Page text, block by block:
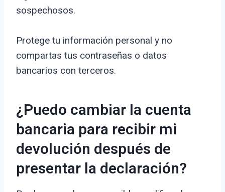
sospechosos.
Protege tu información personal y no
compartas tus contraseñas o datos
bancarios con terceros.
¿Puedo cambiar la cuenta
bancaria para recibir mi
devolución después de
presentar la declaración?